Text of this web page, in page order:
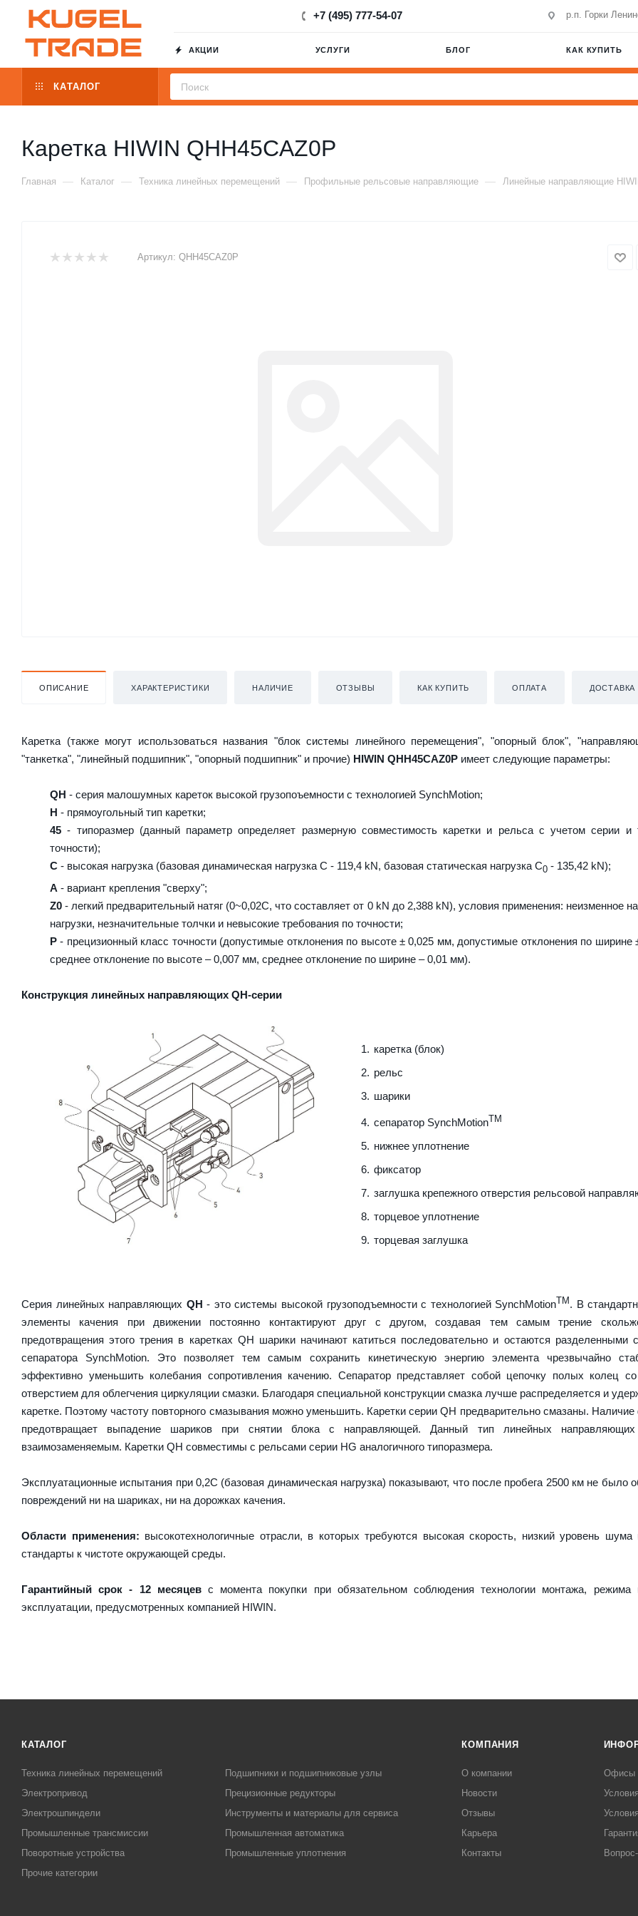
+7 (495) 777-54-07 р.п. Горки
АКЦИИ УСЛУГИ БЛОГ КАК КУПИТЬ
КАТАЛОГ
Каретка HIWIN QHH45CAZ0P
Главная — Каталог — Техника линейных перемещений — Профильные рельсовые направляющие — Линейные направляющие
Артикул: QHH45CAZ0P
ОПИСАНИЕ ХАРАКТЕРИСТИКИ НАЛИЧИЕ ОТЗЫВЫ КАК КУПИТЬ ОПЛАТА ДОСТАВКА
Каретка (также могут использоваться названия "блок системы линейного перемещения", "опорный блок",
"танкетка", "линейный подшипник", "опорный подшипник" и прочие) HIWIN QHH45CAZ0P имеет следующие параметры:
QH - серия малошумных кареток высокой грузопоъемности с технологией SynchMotion;
H - прямоугольный тип каретки;
45 - типоразмер (данный параметр определяет размерную совместимость каретки и рельса с учетом серии и
точности);
C - высокая нагрузка (базовая динамическая нагрузка C - 119,4 kN, базовая статическая нагрузка С0 - 135,42 kN);
A - вариант крепления "сверху";
Z0 - легкий предварительный натяг (0~0,02C, что составляет от 0 kN до 2,388 kN), условия применения: неизменное
нагрузки, незначительные толчки и невысокие требования по точности;
P - прецизионный класс точности (допустимые отклонения по высоте ± 0,025 мм, допустимые отклонения по ширине
среднее отклонение по высоте – 0,007 мм, среднее отклонение по ширине – 0,01 мм).
Конструкция линейных направляющих QН-серии
каретка (блок)
рельс
шарики
сепаратор SynchMotionTM
нижнее уплотнение
фиксатор
заглушка крепежного отверстия рельсовой
торцевое уплотнение
торцевая заглушка
Серия линейных направляющих QH - это системы высокой грузоподъемности с технологией SynchMotion TM . В
элементы качения при движении постоянно контактируют друг с другом, создавая тем самым трение
предотвращения этого трения в каретках QH шарики начинают катиться последовательно и остаются
сепаратора SynchMotion. Это позволяет тем самым сохранить кинетическую энергию элемента чрезвычайно
эффективно уменьшить колебания сопротивления качению. Сепаратор представляет собой цепочку полых колец
отверстием для облегчения циркуляции смазки. Благодаря специальной конструкции смазка лучше распределяется и
каретке. Поэтому частоту повторного смазывания можно уменьшить. Каретки серии QH предварительно смазаны. Наличие
предотвращает выпадение шариков при снятии блока с направляющей. Данный тип линейных направляющих
взаимозаменяемым. Каретки QH совместимы с рельсами серии HG аналогичного типоразмера.
Эксплуатационные испытания при 0,2C (базовая динамическая нагрузка) показывают, что после пробега 2500 км не было
повреждений ни на шариках, ни на дорожках качения.
Области применения: высокотехнологичные отрасли, в которых требуются высокая скорость, низкий уровень
стандарты к чистоте окружающей среды.
Гарантийный срок - 12 месяцевс момента покупки при обязательном соблюдения технологии монтажа, режима
эксплуатации, предусмотренных компанией HIWIN.
КАТАЛОГ
Техника линейных перемещений
Подшипники и подшипниковые узлы
Электропривод
Прецизионные редукторы
Электрошпиндели
Инструменты и материалы для сервиса
Промышленные трансмиссии
Промышленная автоматика
Поворотные устройства
Промышленные уплотнения
Прочие категории
КОМПАНИЯ
О компании
Новости
Отзывы
Карьера
Контакты
Офисы